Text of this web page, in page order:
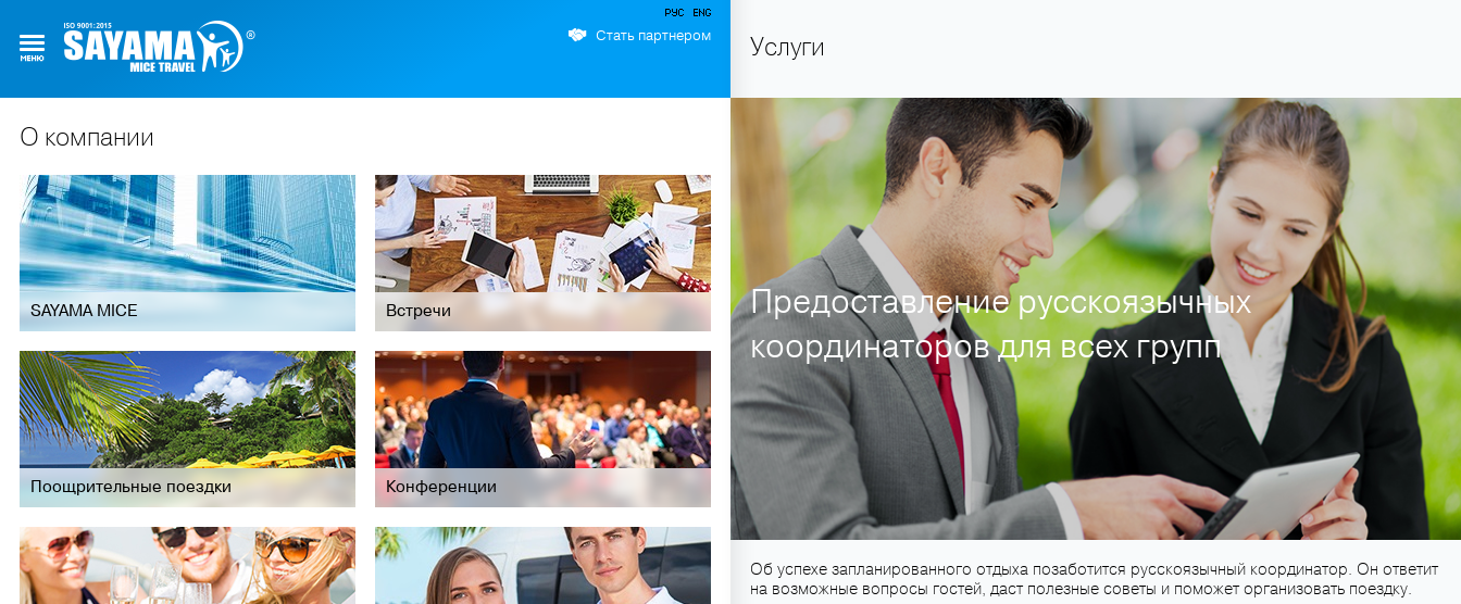
Стать партнером
О компании
SAYAMA MICE Встречи
Поощрительные поездки Конференции
Услуги
Предоставление русскоязычных
координаторов для всех групп
Об успехе запланированного отдыха позаботится русскоязычный координатор. Он ответит
на возможные вопросы гостей, даст полезные советы и поможет организовать поездку.